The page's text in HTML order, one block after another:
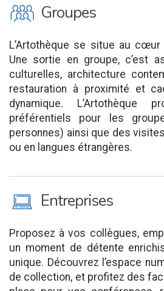
O Groupes
L’Artothèque se situe au
Une sortie en groupe, c’est
culturelles, architecture
restauration à proximité et
dynamique. L’Artothèque
préférentiels pour les
personnes) ainsi que des
ou en langues étrangères.
M Entreprises
Proposez à vos collègues,
un moment de détente
unique. Découvrez l’espace
de collection, et profitez des